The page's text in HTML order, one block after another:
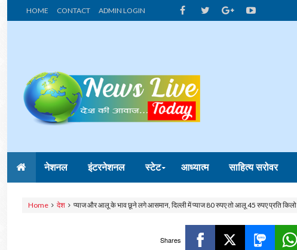
HOME CONTACT ADMIN LOGIN
नेशनल इंटरनेशनल स्टेट आध्यात्म साहित्य सरोवर
Home देश प्याज और आलू के भाव छूने लगे आसमान, दिल्‍ली में प्याज 80 रुपए तो आलू 45 रुपए प्रति किलो
Shares